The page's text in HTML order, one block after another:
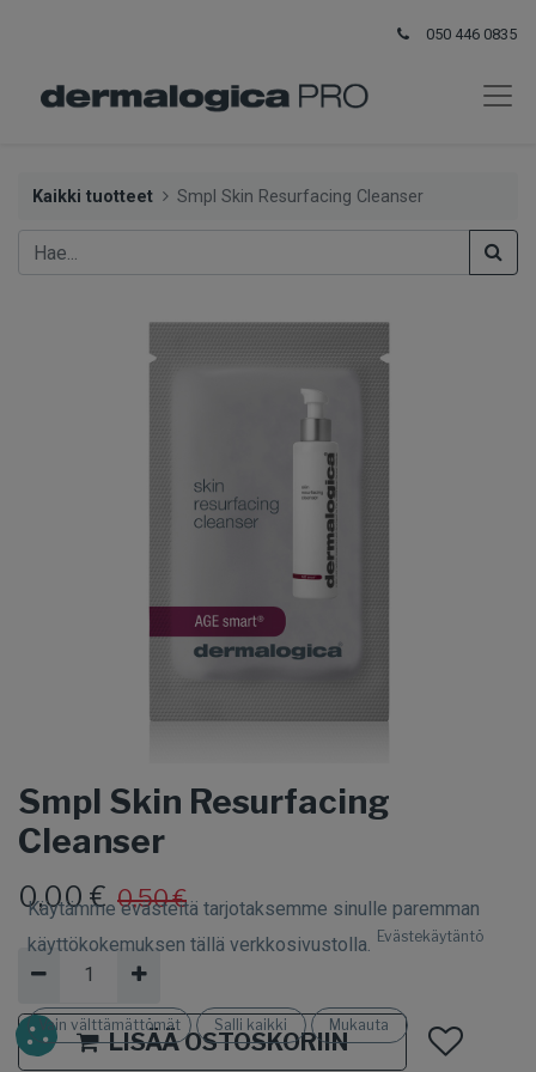
050 446 0835
Kaikki tuotteet Smpl Skin Resurfacing Cleanser
Smpl Skin Resurfacing
Cleanser
0,00€ 0,50€
LISÄÄ OSTOSKORIIN
Käytämme evästeitä tarjotaksemme sinulle paremman
käyttökokemuksen tällä verkkosivustolla. Evästekäytäntö
Vain välttämättömät Salli kaikki Mukauta